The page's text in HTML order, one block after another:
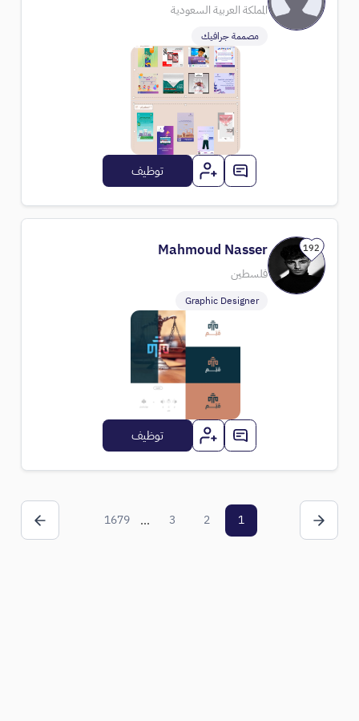
المملكة العربية السعودية
مصممة جرافيك
توظيف
192
Mahmoud Nasser
فلسطين
Graphic Designer
توظيف
1
2
3
...
1679